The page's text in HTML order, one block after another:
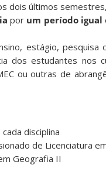
dois últimos
por um período igual
estágio, pesquisa
dos estudantes nos
ou outras de
disciplina
de Licenciatura
Geografia II